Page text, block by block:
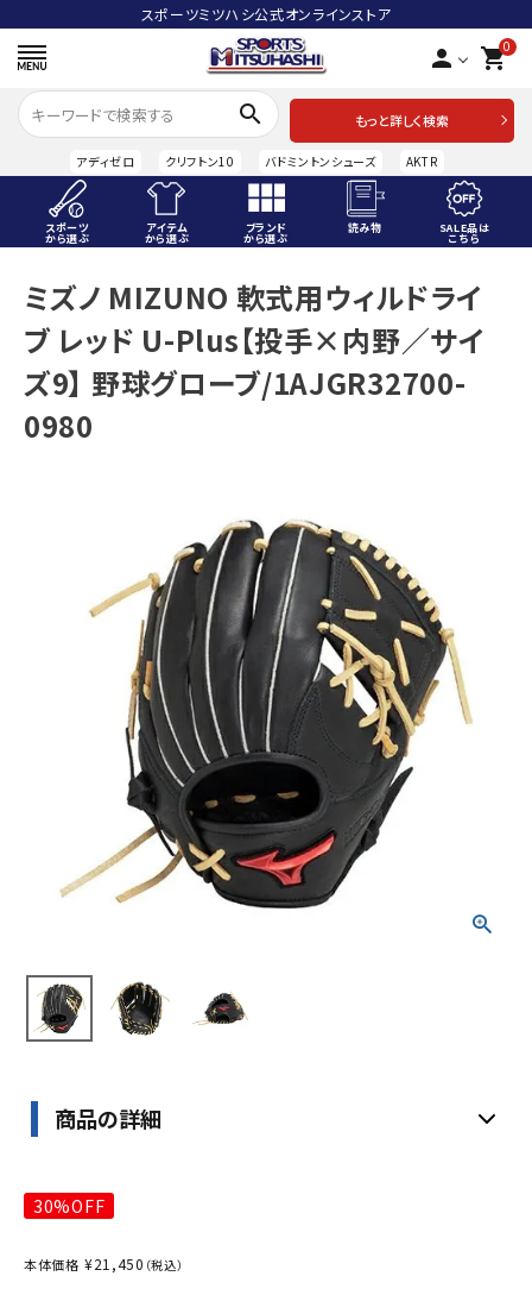
スポーツミツハシ公式オンラインストア
person 0
shopping_cart
search
もっと詳しく検索
アディゼロ クリフトン10 バドミントンシューズ AKTR
スポーツ
から選ぶ
アイテム
から選ぶ
ブランド
から選ぶ
読み物 SALE品は
こちら
ACCOUNT MENU
ようこそ ゲスト 様
meeting_room ログイン person 会員登録
スポーツから選ぶ
SALE品はこちら
INFORMATIOM
特定商取引法
プライバシーポリシー
ミズノ MIZUNO 軟式用ウィルドライ
ブ レッド U-Plus【投手×内野／サイ
ズ9】 野球グローブ/1AJGR32700-
0980
商品の詳細
30%OFF
本体価格 ¥21,450 （税込）